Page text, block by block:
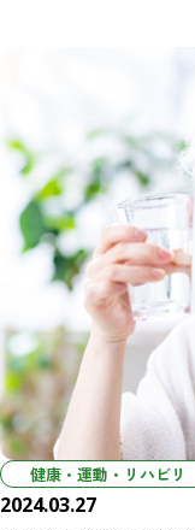
健康・運動・リハビリ
2024.03.27